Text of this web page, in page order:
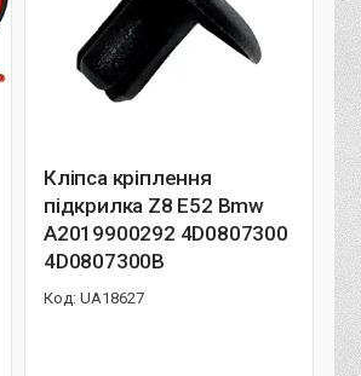
Кліпса кріплення
підкрилка Z8 E52 Bmw
A2019900292 4D0807300
4D0807300B
UA18627